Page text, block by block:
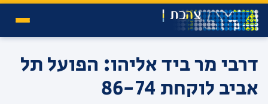
דרבי מר ביד אליהו: הפועל תל
אביב לוקחת 86-74